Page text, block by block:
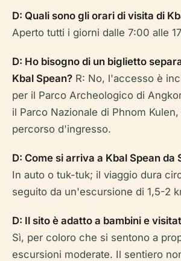
D: Quali sono gli orari di visita di
Aperto tutti i giorni dalle 7:00 alle
D: Ho bisogno di un biglietto
Kbal Spean? R: No, l'accesso è
per il Parco Archeologico di
il Parco Nazionale di Phnom
percorso d'ingresso.
D: Come si arriva a Kbal Spean da
In auto o tuk-tuk; il viaggio dura
seguito da un'escursione di 1,5-2
D: Il sito è adatto a bambini e
Sì, per coloro che si sentono a
escursioni moderate. Il sentiero